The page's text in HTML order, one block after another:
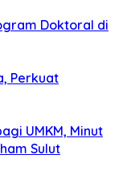
Doktoral di
Perkuat
UMKM, Minut
Sulut